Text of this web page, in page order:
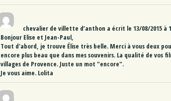
chevalier de villette d’anthon a écrit le 13/08/2015 à
Bonjour Elise et Jean-Paul,
Tout d'abord, je trouve Élise très belle. Merci à vous deux
encore plus beau que dans mes souvenirs. La qualité de
villages de Provence. Juste un mot "encore".
Je vous aime. Lolita